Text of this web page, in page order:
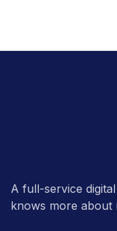
A full-service
knows more about